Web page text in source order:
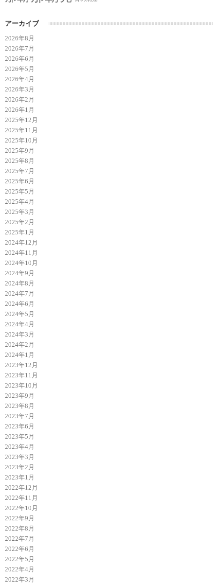
アーカイブ
2026年8月
2026年7月
2026年6月
2026年5月
2026年4月
2026年3月
2026年2月
2026年1月
2025年12月
2025年11月
2025年10月
2025年9月
2025年8月
2025年7月
2025年6月
2025年5月
2025年4月
2025年3月
2025年2月
2025年1月
2024年12月
2024年11月
2024年10月
2024年9月
2024年8月
2024年7月
2024年6月
2024年5月
2024年4月
2024年3月
2024年2月
2024年1月
2023年12月
2023年11月
2023年10月
2023年9月
2023年8月
2023年7月
2023年6月
2023年5月
2023年4月
2023年3月
2023年2月
2023年1月
2022年12月
2022年11月
2022年10月
2022年9月
2022年8月
2022年7月
2022年6月
2022年5月
2022年4月
2022年3月